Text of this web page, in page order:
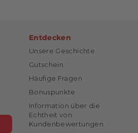
Entdecken
Unsere Geschichte
Gutschein
Häufige Fragen
Bonuspunkte
Information über die
Echtheit von
Kundenbewertungen